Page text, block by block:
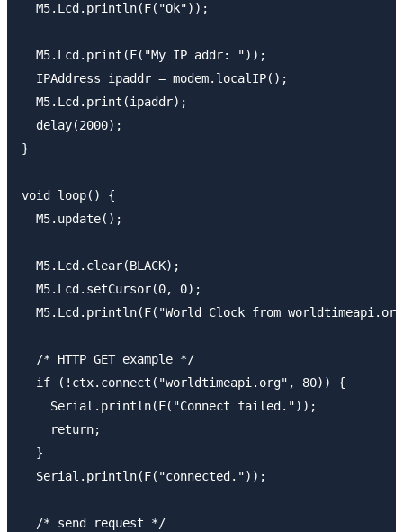
  M5.Lcd.println(F("Ok"));
  M5.Lcd.print(F("My IP addr: "));
  IPAddress ipaddr = modem.localIP();
  M5.Lcd.print(ipaddr);
  delay(2000);
}
void loop() {
  M5.update();
  M5.Lcd.clear(BLACK);
  M5.Lcd.setCursor(0, 0);
M5.Lcd.println(F("World Clock from
  /* HTTP GET example */
  if (!ctx.connect("worldtimeapi.org", 80)) {
    Serial.println(F("Connect failed."));
    return;
  }
  Serial.println(F("connected."));
  /* send request */